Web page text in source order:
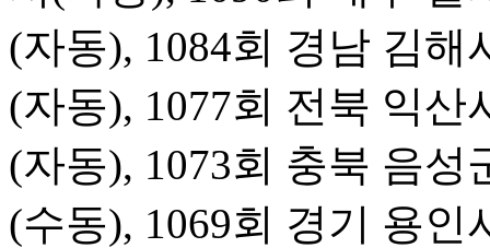
(자동), 1084회 경남 김해
(자동), 1077회 전북 익산
(자동), 1073회 충북 음성
(수동), 1069회 경기 용인